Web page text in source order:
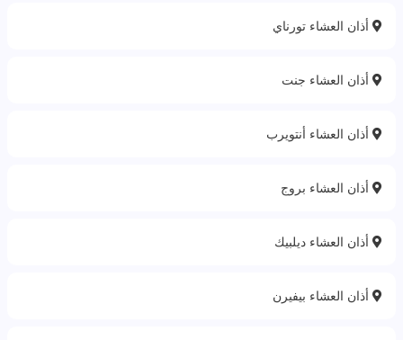
أذان العشاء تورناي
أذان العشاء جنت
أذان العشاء أنتويرب
أذان العشاء بروج
أذان العشاء ديلبيك
أذان العشاء بيفيرن